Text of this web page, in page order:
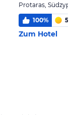
Protaras,
100% 5
Zum Hotel